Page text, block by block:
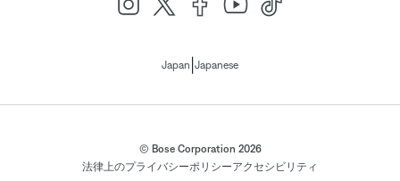
Japan Japanese
© Bose Corporation 2026
法律上のプライバシーポリシーアクセシビリティ